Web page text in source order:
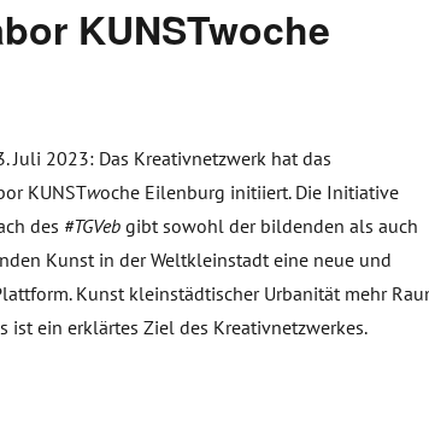
KUNSTwoche
Juli 2023: Das Kreativnetzwerk hat das
KUNSTwoche Eilenburg initiiert. Die Initiative
des #TGVeb gibt sowohl der bildenden als auch
Kunst in der Weltkleinstadt eine neue und
Kunst kleinstädtischer Urbanität mehr
ist ein erklärtes Ziel des Kreativnetzwerkes.
Kleinstadtlabor KUNSTwoche Eilenburg“